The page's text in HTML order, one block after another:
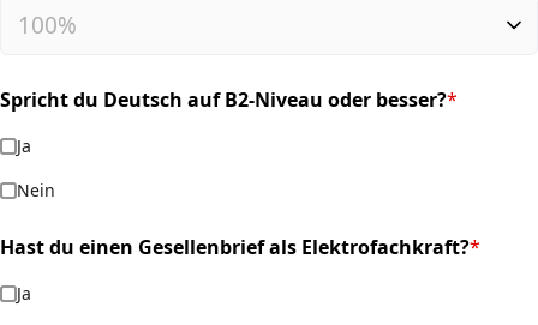
Spricht du Deutsch auf B2-Niveau oder besser?*
(required)
Ja
Nein
Hast du einen Gesellenbrief als Elektrofachkraft?*
(required)
Ja